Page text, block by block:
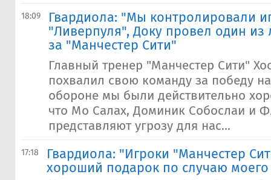
18:09
Гвардиола: "Мы контролировали
"Ливерпуля", Доку провел один из
за "Манчестер Сити"
Главный тренер "Манчестер Сити"
похвалил свою команду за победу
обороне мы были действительно
что Мо Салах, Доминик Собослаи и
представляют угрозу для нас...
17:18
Гвардиола: "Игроки "Манчестер
хороший подарок по случаю моего